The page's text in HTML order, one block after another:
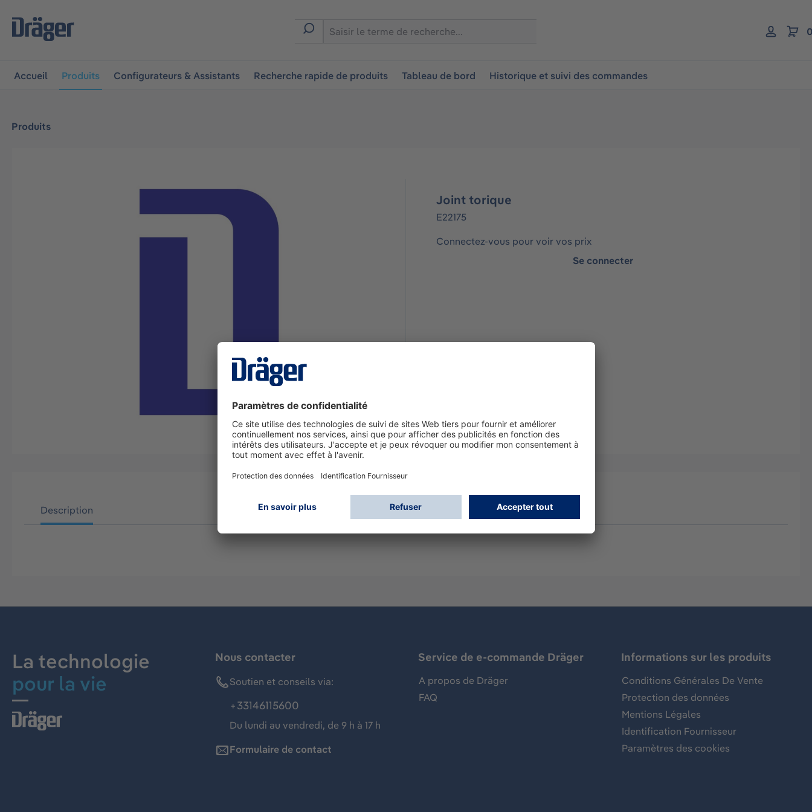
à la navigation principale
Accueil Produits Configurateurs & Assistants Recherche rapide de produits Tableau de bord Historique et suivi des commandes
Produits
Joint torique
E22175
Connectez-vous pour voir vos prix
Se connecter
Description
La technologie
pour la vie
Nous contacter
Soutien et conseils via:
+33146115600
Du lundi au vendredi, de 9 h à 17 h
Formulaire de contact
Service de e-commande Dräger
A propos de Dräger
FAQ
Informations sur les produits
Conditions Générales De Vente
Protection des données
Mentions Légales
Identification Fournisseur
Paramètres des cookies